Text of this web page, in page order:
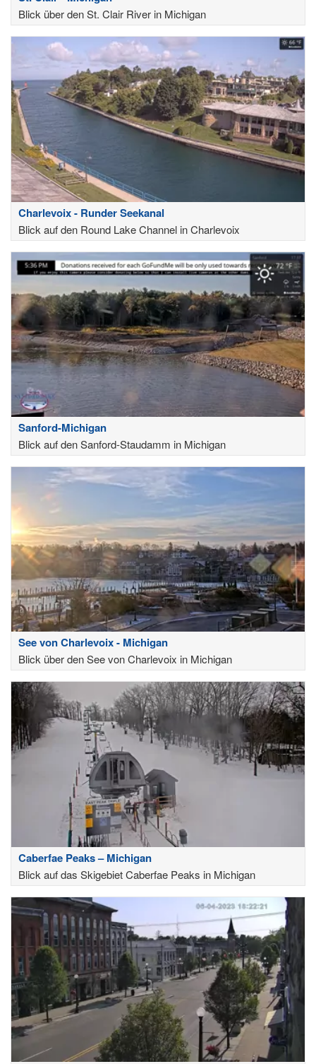
Blick über den St. Clair River in Michigan
Charlevoix - Runder Seekanal
Blick auf den Round Lake Channel in Charlevoix
Sanford-Michigan
Blick auf den Sanford-Staudamm in Michigan
See von Charlevoix - Michigan
Blick über den See von Charlevoix in Michigan
Caberfae Peaks – Michigan
Blick auf das Skigebiet Caberfae Peaks in Michigan